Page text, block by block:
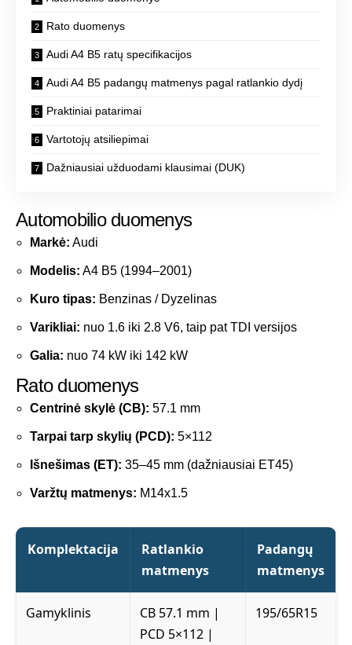
Rato duomenys
Audi A4 B5 ratų specifikacijos
Audi A4 B5 padangų matmenys pagal ratlankio dydį
Praktiniai patarimai
Vartotojų atsiliepimai
Dažniausiai užduodami klausimai (DUK)
Automobilio duomenys
Markė: Audi
Modelis: A4 B5 (1994–2001)
Kuro tipas: Benzinas / Dyzelinas
Varikliai: nuo 1.6 iki 2.8 V6, taip pat TDI versijos
Galia: nuo 74 kW iki 142 kW
Rato duomenys
Centrinė skylė (CB): 57.1 mm
Tarpai tarp skylių (PCD): 5×112
Išnešimas (ET): 35–45 mm (dažniausiai ET45)
Varžtų matmenys: M14x1.5
Komplektacija
Ratlankio
matmenys
Padangų
matmenys
Gamyklinis
CB 57.1 mm |
PCD 5×112 |
195/65R15